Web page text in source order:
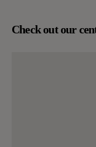
Check out our